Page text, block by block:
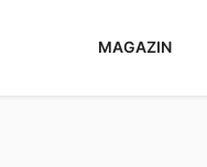
MAGAZIN